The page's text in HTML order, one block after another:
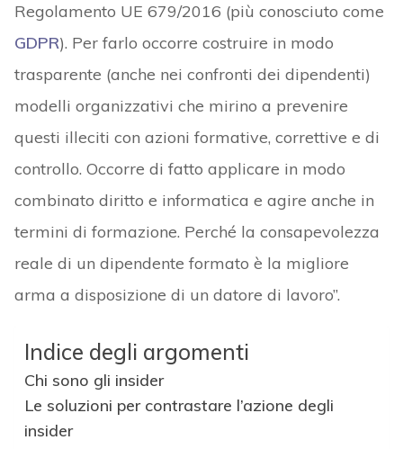
Regolamento UE 679/2016 (più conosciuto come
GDPR). Per farlo occorre costruire in modo
trasparente (anche nei confronti dei dipendenti)
modelli organizzativi che mirino a prevenire
questi illeciti con azioni formative, correttive e di
controllo. Occorre di fatto applicare in modo
combinato diritto e informatica e agire anche in
termini di formazione. Perché la consapevolezza
reale di un dipendente formato è la migliore
arma a disposizione di un datore di lavoro”.
Indice degli argomenti
Chi sono gli insider
Le soluzioni per contrastare l’azione degli
insider